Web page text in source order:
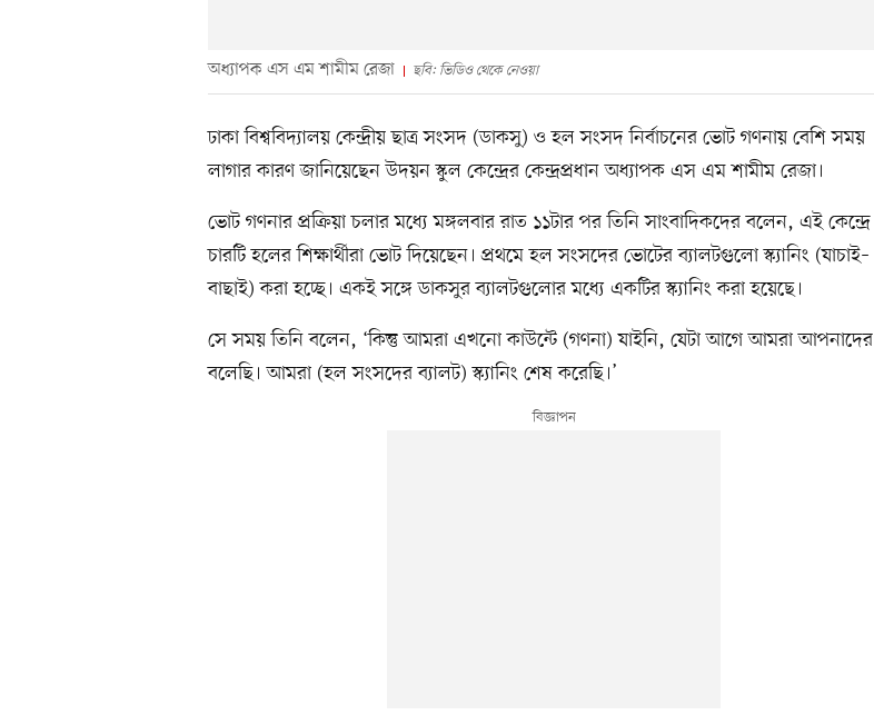
অধ্যাপক এস এম শামীম রেজা ছবি: ভিডিও থেকে নেওয়া
ঢাকা বিশ্ববিদ্যালয় কেন্দ্রীয় ছাত্র সংসদ (ডাকসু) ও হল সংসদ নির্বাচনের ভোট গণনায় বেশি সময়
লাগার কারণ জানিয়েছেন উদয়ন স্কুল কেন্দ্রের কেন্দ্রপ্রধান অধ্যাপক এস এম শামীম রেজা।
ভোট গণনার প্রক্রিয়া চলার মধ্যে মঙ্গলবার রাত ১১টার পর তিনি সাংবাদিকদের বলেন, এই কেন্দ্রে
চারটি হলের শিক্ষার্থীরা ভোট দিয়েছেন। প্রথমে হল সংসদের ভোটের ব্যালটগুলো স্ক্যানিং (যাচাই–
বাছাই) করা হচ্ছে। একই সঙ্গে ডাকসুর ব্যালটগুলোর মধ্যে একটির স্ক্যানিং করা হয়েছে।
সে সময় তিনি বলেন, ‘কিন্তু আমরা এখনো কাউন্টে (গণনা) যাইনি, যেটা আগে আমরা আপনাদের
বলেছি। আমরা (হল সংসদের ব্যালট) স্ক্যানিং শেষ করেছি।’